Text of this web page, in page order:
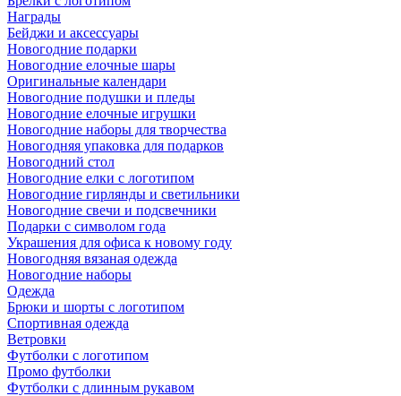
Награды
Бейджи и аксессуары
Новогодние подарки
Новогодние елочные шары
Оригинальные календари
Новогодние подушки и пледы
Новогодние елочные игрушки
Новогодние наборы для творчества
Новогодняя упаковка для подарков
Новогодний стол
Новогодние елки с логотипом
Новогодние гирлянды и светильники
Новогодние свечи и подсвечники
Подарки с символом года
Украшения для офиса к новому году
Новогодняя вязаная одежда
Новогодние наборы
Одежда
Брюки и шорты с логотипом
Спортивная одежда
Ветровки
Футболки с логотипом
Промо футболки
Футболки с длинным рукавом